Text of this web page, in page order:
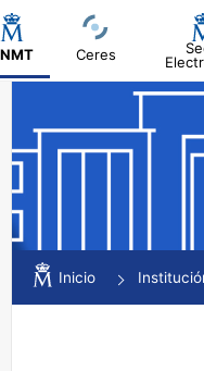
Ceres
Mostrar/Ocultar
Mostrar/Ocultar
Inicio